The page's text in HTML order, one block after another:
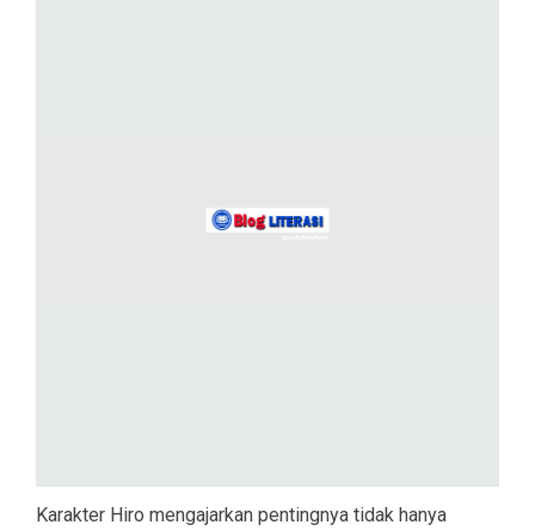
Karakter Hiro mengajarkan pentingnya tidak hanya